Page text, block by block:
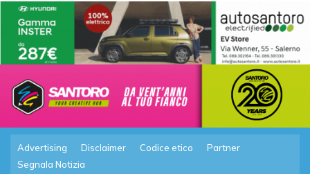
Advertising Disclaimer Codice etico
Partner
Segnala Notizia